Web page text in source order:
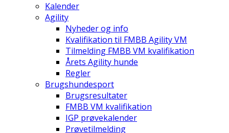
Kalender
Agility
Nyheder og info
Kvalifikation til FMBB Agility VM
Tilmelding FMBB VM kvalifikation
Årets Agility hunde
Regler
Brugshundesport
Brugsresultater
FMBB VM kvalifikation
IGP prøvekalender
Prøvetilmelding